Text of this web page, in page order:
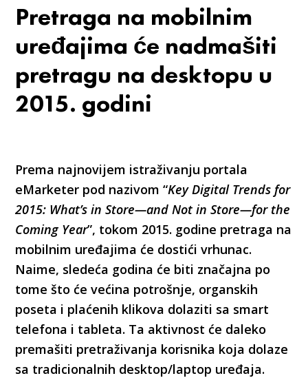
Pretraga na mobilnim
uređajima će nadmašiti
pretragu na desktopu u
2015. godini
Prema najnovijem istraživanju portala
eMarketer pod nazivom “Key Digital Trends for
2015: What’s in Store—and Not in Store—for the
Coming Year”, tokom 2015. godine pretraga na
mobilnim uređajima će dostići vrhunac.
Naime, sledeća godina će biti značajna po
tome što će većina potrošnje, organskih
poseta i plaćenih klikova dolaziti sa smart
telefona i tableta. Ta aktivnost će daleko
premašiti pretraživanja korisnika koja dolaze
sa tradicionalnih desktop/laptop uređaja.